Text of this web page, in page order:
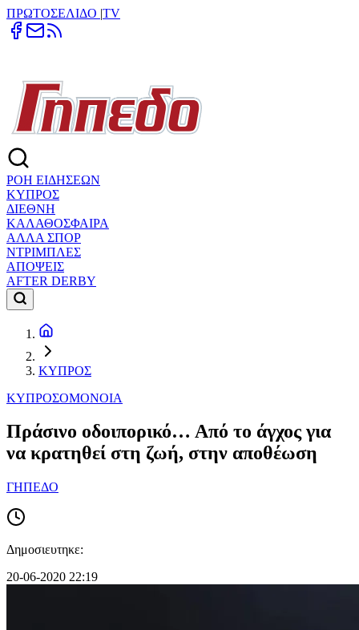
ΠΡΩΤΟΣΕΛΙΔΟ |TV
ΡΟΗ ΕΙΔΗΣΕΩΝ
ΚΥΠΡΟΣ
ΔΙΕΘΝΗ
ΚΑΛΑΘΟΣΦΑΙΡΑ
ΑΛΛΑ ΣΠΟΡ
ΝΤΡΙΜΠΛΕΣ
ΑΠΟΨΕΙΣ
AFTER DERBY
ΚΥΠΡΟΣ
ΚΥΠΡΟΣΟΜΟΝΟΙΑ
Πράσινο οδοιπορικό… Από το άγχος για
να κρατηθεί στη ζωή, στην αποθέωση
ΓΗΠΕΔΟ
Δημοσιευτηκε:
20-06-2020 22:19